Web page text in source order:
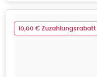
10,00 € Zuzahlungsrabatt